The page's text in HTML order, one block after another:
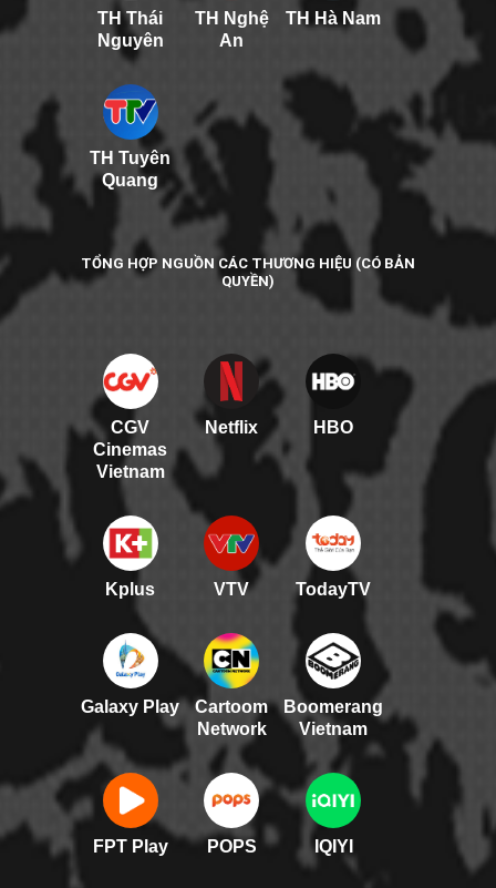
TH Thái
Nguyên
TH Nghệ
An
TH Hà Nam
TH Tuyên
Quang
TỔNG HỢP NGUỒN CÁC THƯƠNG HIỆU (CÓ BẢN
QUYỀN)
CGV
Cinemas
Vietnam
Netflix HBO
Kplus VTV TodayTV
Galaxy Play
Cartoom
Network
Boomerang
Vietnam
FPT Play POPS IQIYI